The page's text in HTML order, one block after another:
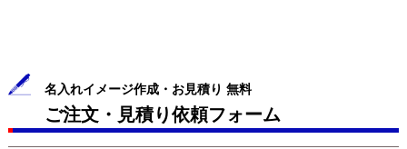
名入れイメージ作成・お見積り 無料
ご注文・見積り依頼フォーム